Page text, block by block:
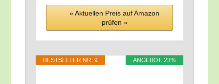
» Aktu­el­len Preis auf Ama­zon
prü­fen »
ANGE­BOT: 23%
BEST­SEL­LER NR. 9